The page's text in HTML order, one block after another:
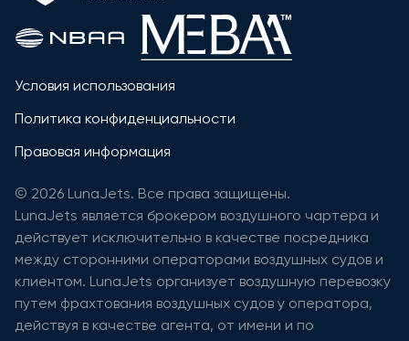
Условия использования
Политика конфиденциальности
Правовая информация
© 2026 LunaJets. Все права защищены.
LunaJets является брокером воздушного чартера и
действует исключительно в качестве посредника
между сторонними операторами воздушных судов и
клиентом. LunaJets организует воздушную перевозку
путем фрахтования воздушных судов у оператора,
действуя в качестве агента, от имени и по